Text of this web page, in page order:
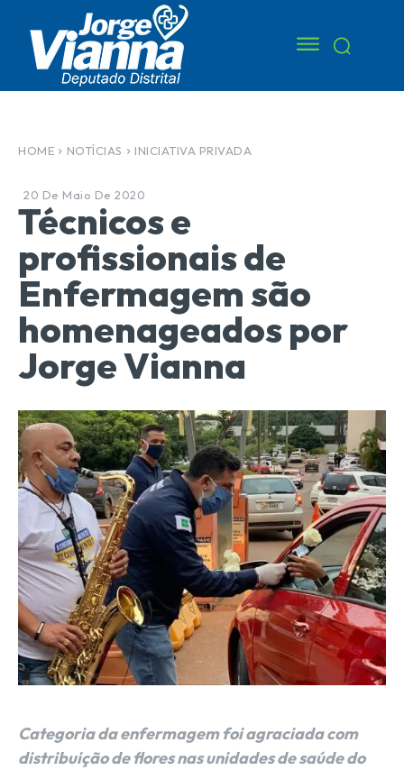
HOME NOTÍCIAS INICIATIVA PRIVADA
20 De Maio De 2020
Técnicos e
profissionais de
Enfermagem são
homenageados por
Jorge Vianna
Categoria da enfermagem foi agraciada com
distribuição de flores nas unidades de saúde do